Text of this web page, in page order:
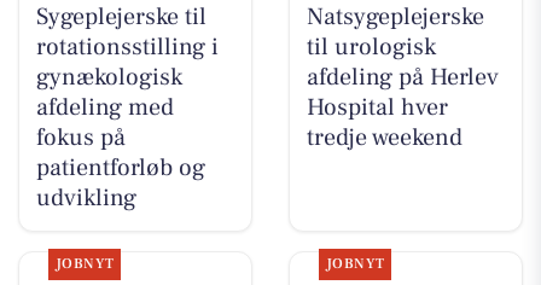
Sygeplejerske til
rotationsstilling i
gynækologisk
afdeling med
fokus på
patientforløb og
udvikling
Natsygeplejerske
til urologisk
afdeling på Herlev
Hospital hver
tredje weekend
JOBNYT JOBNYT